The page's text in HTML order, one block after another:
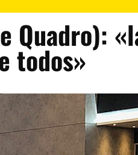
Quadro):
todos»